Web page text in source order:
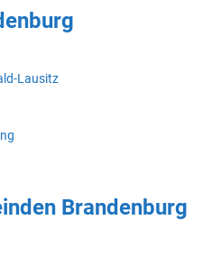
Lausitz
Brandenburg